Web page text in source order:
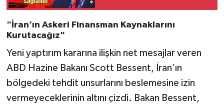
teşekkür etti
"İran’ın Askeri Finansman Kaynaklarını
Kurutacağız"
Yeni yaptırım kararına ilişkin net mesajlar veren
ABD Hazine Bakanı Scott Bessent, İran’ın
bölgedeki tehdit unsurlarını beslemesine izin
vermeyeceklerinin altını çizdi. Bakan Bessent,